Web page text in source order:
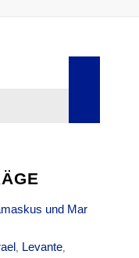
und Mar
, Levante,